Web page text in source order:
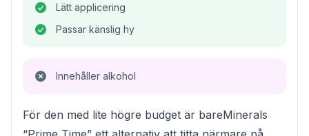
Lätt applicering
Passar känslig hy
Innehåller alkohol
För den med lite högre budget är bareMinerals